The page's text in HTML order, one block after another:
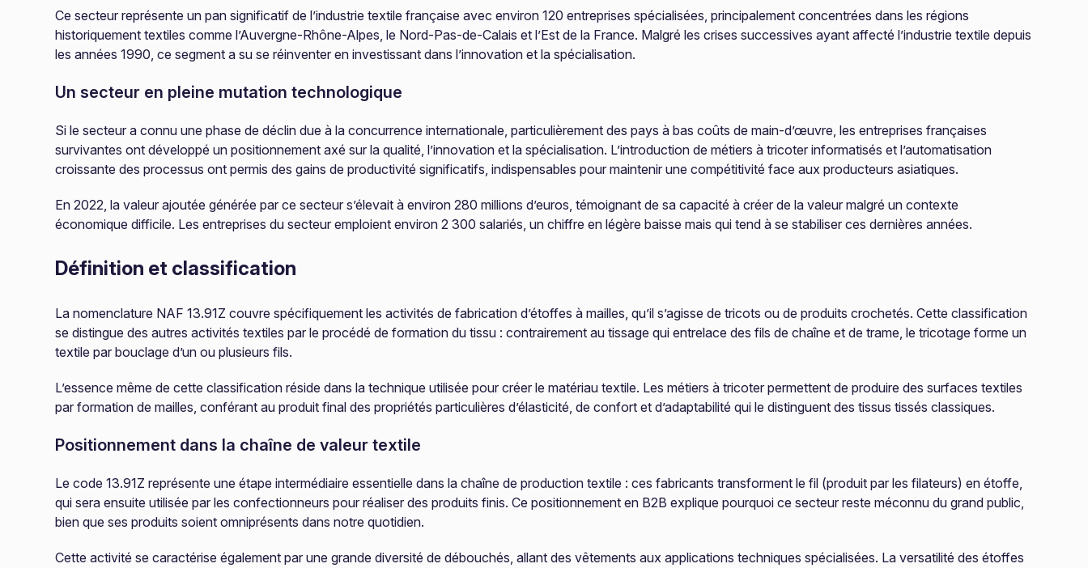
Ce secteur représente un pan significatif de l’industrie textile française avec environ 120 entreprises spécialisées, principalement concentrées dans les régions
historiquement textiles comme l’Auvergne-Rhône-Alpes, le Nord-Pas-de-Calais et l’Est de la France. Malgré les crises successives ayant affecté l’industrie textile depuis
les années 1990, ce segment a su se réinventer en investissant dans l’innovation et la spécialisation.
Un secteur en pleine mutation technologique
Si le secteur a connu une phase de déclin due à la concurrence internationale, particulièrement des pays à bas coûts de main-d’œuvre, les entreprises françaises
survivantes ont développé un positionnement axé sur la qualité, l’innovation et la spécialisation. L’introduction de métiers à tricoter informatisés et l’automatisation
croissante des processus ont permis des gains de productivité significatifs, indispensables pour maintenir une compétitivité face aux producteurs asiatiques.
En 2022, la valeur ajoutée générée par ce secteur s’élevait à environ 280 millions d’euros, témoignant de sa capacité à créer de la valeur malgré un contexte
économique difficile. Les entreprises du secteur emploient environ 2 300 salariés, un chiffre en légère baisse mais qui tend à se stabiliser ces dernières années.
Définition et classification
La nomenclature NAF 13.91Z couvre spécifiquement les activités de fabrication d’étoffes à mailles, qu’il s’agisse de tricots ou de produits crochetés. Cette classification
se distingue des autres activités textiles par le procédé de formation du tissu : contrairement au tissage qui entrelace des fils de chaîne et de trame, le tricotage forme un
textile par bouclage d’un ou plusieurs fils.
L’essence même de cette classification réside dans la technique utilisée pour créer le matériau textile. Les métiers à tricoter permettent de produire des surfaces textiles
par formation de mailles, conférant au produit final des propriétés particulières d’élasticité, de confort et d’adaptabilité qui le distinguent des tissus tissés classiques.
Positionnement dans la chaîne de valeur textile
Le code 13.91Z représente une étape intermédiaire essentielle dans la chaîne de production textile : ces fabricants transforment le fil (produit par les filateurs) en étoffe,
qui sera ensuite utilisée par les confectionneurs pour réaliser des produits finis. Ce positionnement en B2B explique pourquoi ce secteur reste méconnu du grand public,
bien que ses produits soient omniprésents dans notre quotidien.
Cette activité se caractérise également par une grande diversité de débouchés, allant des vêtements aux applications techniques spécialisées. La versatilité des étoffes